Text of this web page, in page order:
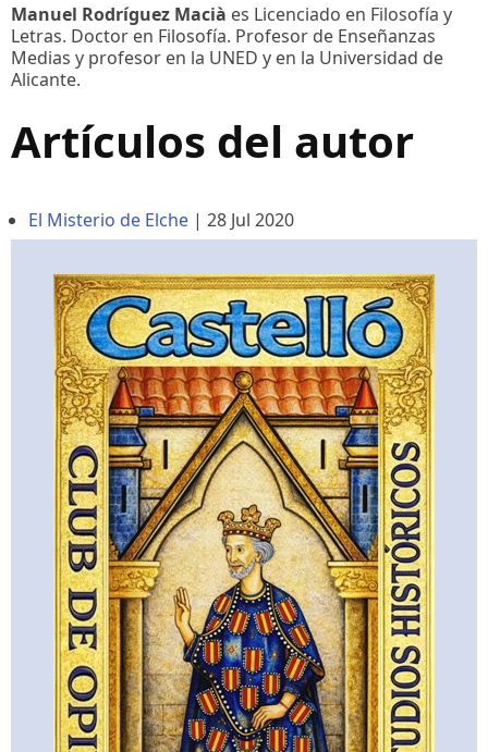
Manuel Rodríguez Macià es Licenciado en Filosofía y
Letras. Doctor en Filosofía. Profesor de Enseñanzas
Medias y profesor en la UNED y en la Universidad de
Alicante.
Artículos del autor
El Misterio de Elche | 28 Jul 2020